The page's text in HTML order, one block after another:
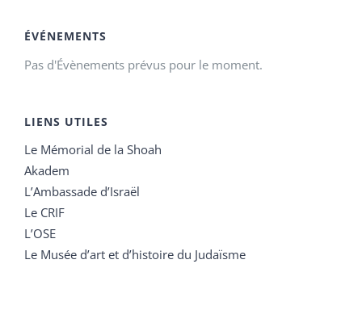
ÉVÉNEMENTS
Pas d'Évènements prévus pour le moment.
LIENS UTILES
Le Mémorial de la Shoah
Akadem
L’Ambassade d’Israël
Le CRIF
L’OSE
Le Musée d’art et d’histoire du Judaïsme